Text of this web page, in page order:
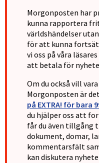
Morgonposten har
kunna rapportera
världshändelser
för att kunna
vi oss på våra
att betala för
Om du också vill
Morgonposten är
på EXTRA! för bara
du hjälper oss att
får du även tillgång
dokument, domar,
kommentarsfält
kan diskutera